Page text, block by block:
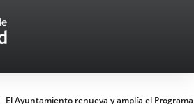
El Ayuntamiento renueva y amplía el Programa